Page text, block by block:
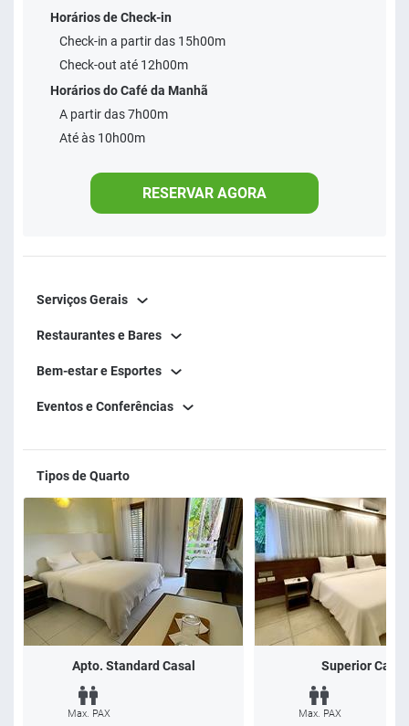
Possuímos 4 categorias: Standard, Superior, Suíte Jardim e
Suíte Mar, aptos para atender desde um casal até uma
grande família. Além de nossa bela Praia Enseada, o hotel
dispõe de um cardápio variado cardápio servido pelo
tradicional RESTAURANTE DONA EVA. Além do mais
localizado na área da piscina.
Horários de Check-in
Check-in a partir das 15h00m
Check-out até 12h00m
Horários do Café da Manhã
A partir das 7h00m
Até às 10h00m
RESERVAR AGORA
Serviços Gerais
Restaurantes e Bares
Bem-estar e Esportes
Eventos e Conferências
Tipos de Quarto
Apto. Standard Casal
Max. PAX
Superior Casal
Max. PAX